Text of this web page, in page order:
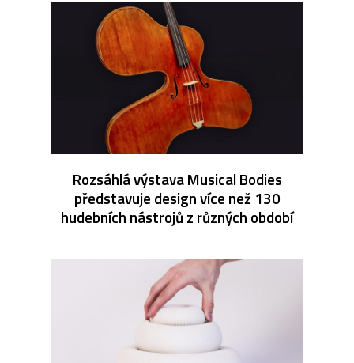
Rozsáhlá výstava Musical Bodies
představuje design více než 130
hudebních nástrojů z různých období